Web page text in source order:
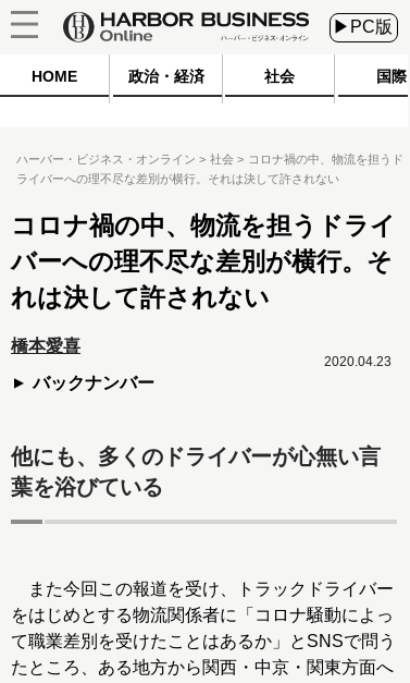
▶PC版
HOME 政治・経済 社会 国際
ハーバー・ビジネス・オンライン 社会
コロナ禍の中、物流を担うド
ライバーへの理不尽な差別が横行。それは決して許されない
コロナ禍の中、物流を担うドライ
バーへの理不尽な差別が横行。そ
れは決して許されない
橋本愛喜
バックナンバー
2020.04.23
他にも、多くのドライバーが心無い言
葉を浴びている
また今回この報道を受け、トラックドライバー
をはじめとする物流関係者に「コロナ騒動によっ
て職業差別を受けたことはあるか」とSNSで問う
たところ、ある地方から関西・中京・関東方面へ